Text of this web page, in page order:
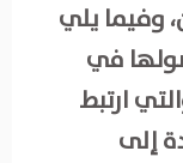
وفيما يلي
في
ارتبط
إلى